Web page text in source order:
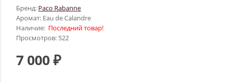
Бренд: Paco Rabanne
Аромат: Eau de Calandre
Наличие: Последний товар!
Просмотров: 522
7 000 ₽